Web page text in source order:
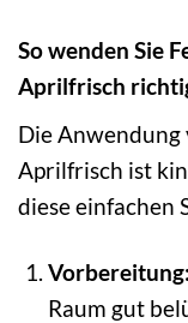
So wenden Sie
Aprilfrisch
Die
Aprilfrisch ist
diese einfachen
Vorbereitung:
Raum gut